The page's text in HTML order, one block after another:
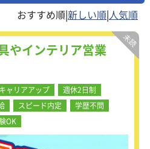
|
|
やインテリア営業
キャリアアップ
週休2日制
スピード内定
学歴不問
OK